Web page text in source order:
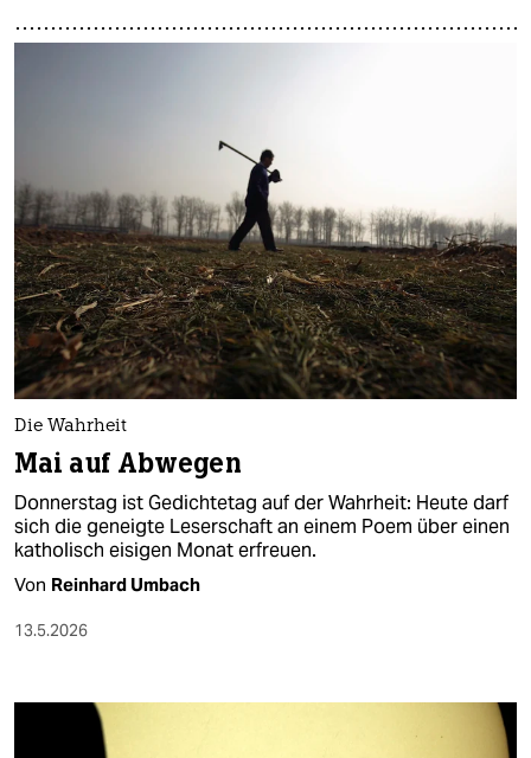
Die Wahrheit
Mai auf Abwegen
Donnerstag ist Gedichtetag auf der Wahrheit: Heute darf
sich die geneigte Leserschaft an einem Poem über einen
katholisch eisigen Monat erfreuen.
Von Reinhard Umbach
13.5.2026